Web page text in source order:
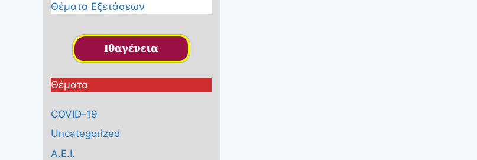
Θέματα Εξετάσεων
Θέματα
COVID-19
Uncategorized
Α.Ε.Ι.